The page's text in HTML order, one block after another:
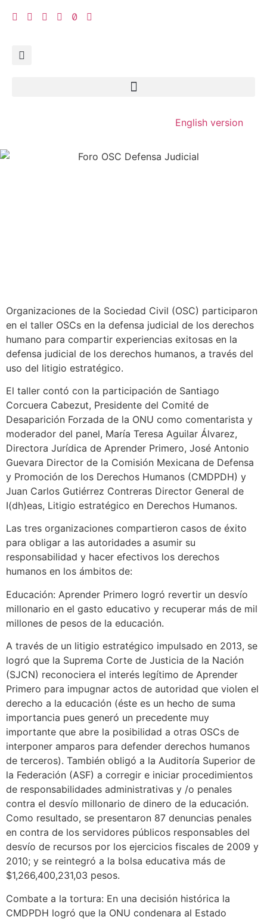
English version
Organizaciones de la Sociedad Civil (OSC) participaron
en el taller OSCs en la defensa judicial de los derechos
humano para compartir experiencias exitosas en la
defensa judicial de los derechos humanos, a través del
uso del litigio estratégico.
El taller contó con la participación de Santiago
Corcuera Cabezut, Presidente del Comité de
Desaparición Forzada de la ONU como comentarista y
moderador del panel, María Teresa Aguilar Álvarez,
Directora Jurídica de Aprender Primero, José Antonio
Guevara Director de la Comisión Mexicana de Defensa
y Promoción de los Derechos Humanos (CMDPDH) y
Juan Carlos Gutiérrez Contreras Director General de
I(dh)eas, Litigio estratégico en Derechos Humanos.
Las tres organizaciones compartieron casos de éxito
para obligar a las autoridades a asumir su
responsabilidad y hacer efectivos los derechos
humanos en los ámbitos de:
Educación: Aprender Primero logró revertir un desvío
millonario en el gasto educativo y recuperar más de mil
millones de pesos de la educación.
A través de un litigio estratégico impulsado en 2013, se
logró que la Suprema Corte de Justicia de la Nación
(SJCN) reconociera el interés legítimo de Aprender
Primero para impugnar actos de autoridad que violen el
derecho a la educación (éste es un hecho de suma
importancia pues generó un precedente muy
importante que abre la posibilidad a otras OSCs de
interponer amparos para defender derechos humanos
de terceros). También obligó a la Auditoría Superior de
la Federación (ASF) a corregir e iniciar procedimientos
de responsabilidades administrativas y /o penales
contra el desvío millonario de dinero de la educación.
Como resultado, se presentaron 87 denuncias penales
en contra de los servidores públicos responsables del
desvío de recursos por los ejercicios fiscales de 2009 y
2010; y se reintegró a la bolsa educativa más de
$1,266,400,231,03 pesos.
Combate a la tortura: En una decisión histórica la
CMDPDH logró que la ONU condenara al Estado